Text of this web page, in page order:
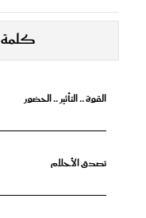
كلمة
القوة .. التأثير .. الحضور
تصدق الأحلام